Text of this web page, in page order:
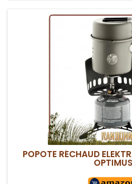
POPOTE RÉCHAUD
OPTIMUS